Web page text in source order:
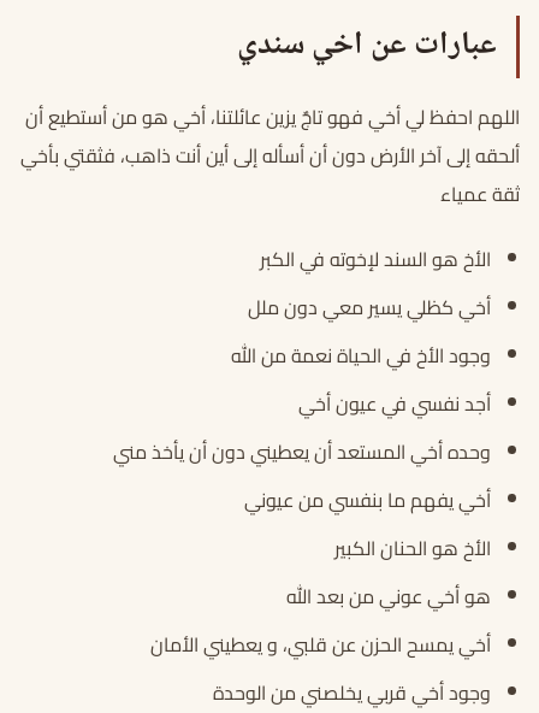
عبارات عن اخي سندي
اللهم احفظ لي أخي فهو تاجٌ يزين عائلتنا، أخي هو من أستطيع أن
ألحقه إلى آخر الأرض دون أن أسأله إلى أين أنت ذاهب، فثقتي بأخي
ثقة عمياء
الأخ هو السند لإخوته في الكبر
أخي كظلي يسير معي دون ملل
وجود الأخ في الحياة نعمة من الله
أجد نفسي في عيون أخي
وحده أخي المستعد أن يعطيني دون أن يأخذ مني
أخي يفهم ما بنفسي من عيوني
الأخ هو الحنان الكبير
هو أخي عوني من بعد الله
أخي يمسح الحزن عن قلبي، و يعطيني الأمان
وجود أخي قربي يخلصني من الوحدة